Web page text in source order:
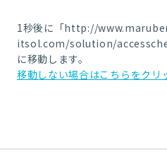
1秒後に「http://
itsol.com/solution/
に移動します。
移動しない場合はこちらをクリ